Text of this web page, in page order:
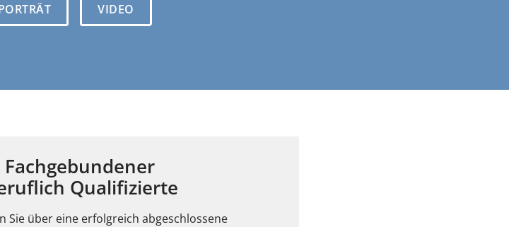
VIDEO
Qualifizierte
über eine erfolgreich abgeschlossene